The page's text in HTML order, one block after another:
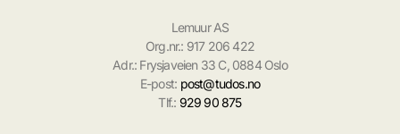
Lemuur AS
Org.nr.: 917 206 422
Adr.: Frysjaveien 33 C, 0884 Oslo
E-post: post@tudos.no
Tlf.: 929 90 875